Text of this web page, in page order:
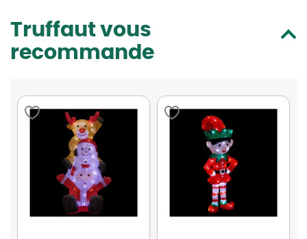
Truffaut vous
recommande